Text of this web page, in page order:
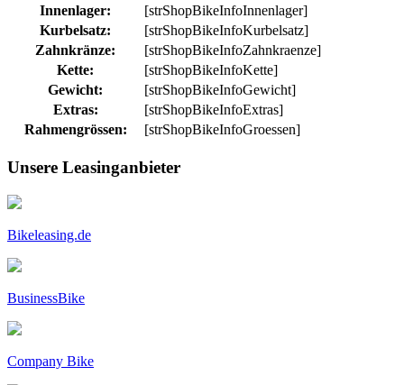
Innenlager:
[strShopBikeInfoInnenlager]
Kurbelsatz:
[strShopBikeInfoKurbelsatz]
Zahnkränze:
[strShopBikeInfoZahnkraenze]
Kette:
[strShopBikeInfoKette]
Gewicht:
[strShopBikeInfoGewicht]
Extras:
[strShopBikeInfoExtras]
Rahmengrössen:
[strShopBikeInfoGroessen]
Unsere Leasinganbieter
Bikeleasing.de
BusinessBike
Company Bike